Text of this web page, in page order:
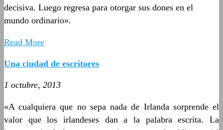
decisiva. Luego regresa para otorgar sus dones en el
mundo ordinario».
Read More
Una ciudad de escritores
1 octubre, 2013
«A cualquiera que no sepa nada de Irlanda sorprende el
valor que los irlandeses dan a la palabra escrita. La